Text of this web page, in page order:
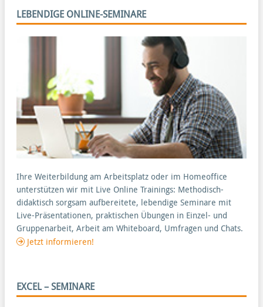
LEBENDIGE ONLINE-SEMINARE
Ihre Weiterbildung am Arbeitsplatz oder im Homeoffice
unterstützen wir mit Live Online Trainings: Methodisch-
didaktisch sorgsam aufbereitete, lebendige Seminare mit
Live-Präsentationen, praktischen Übungen in Einzel- und
Gruppenarbeit, Arbeit am Whiteboard, Umfragen und Chats.
Jetzt informieren!
EXCEL – SEMINARE